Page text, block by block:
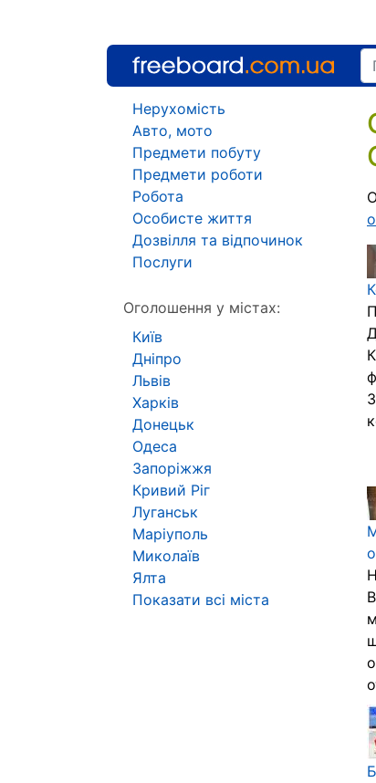
Нерухомість
Авто, мото
Предмети побуту
Предмети роботи
Робота
Особисте життя
Дозвілля та відпочинок
Послуги
Оголошення у містах:
Київ
Дніпро
Львів
Харків
Донецьк
Одеса
Запоріжжя
Кривий Ріг
Луганськ
Маріуполь
Миколаїв
Ялта
Показати всі міста